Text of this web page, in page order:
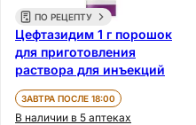
ПО РЕЦЕПТУ
Цефтазидим 1 г порошок
для приготовления
раствора для инъекций
ЗАВТРА ПОСЛЕ 18:00
В наличии в 5 аптеках